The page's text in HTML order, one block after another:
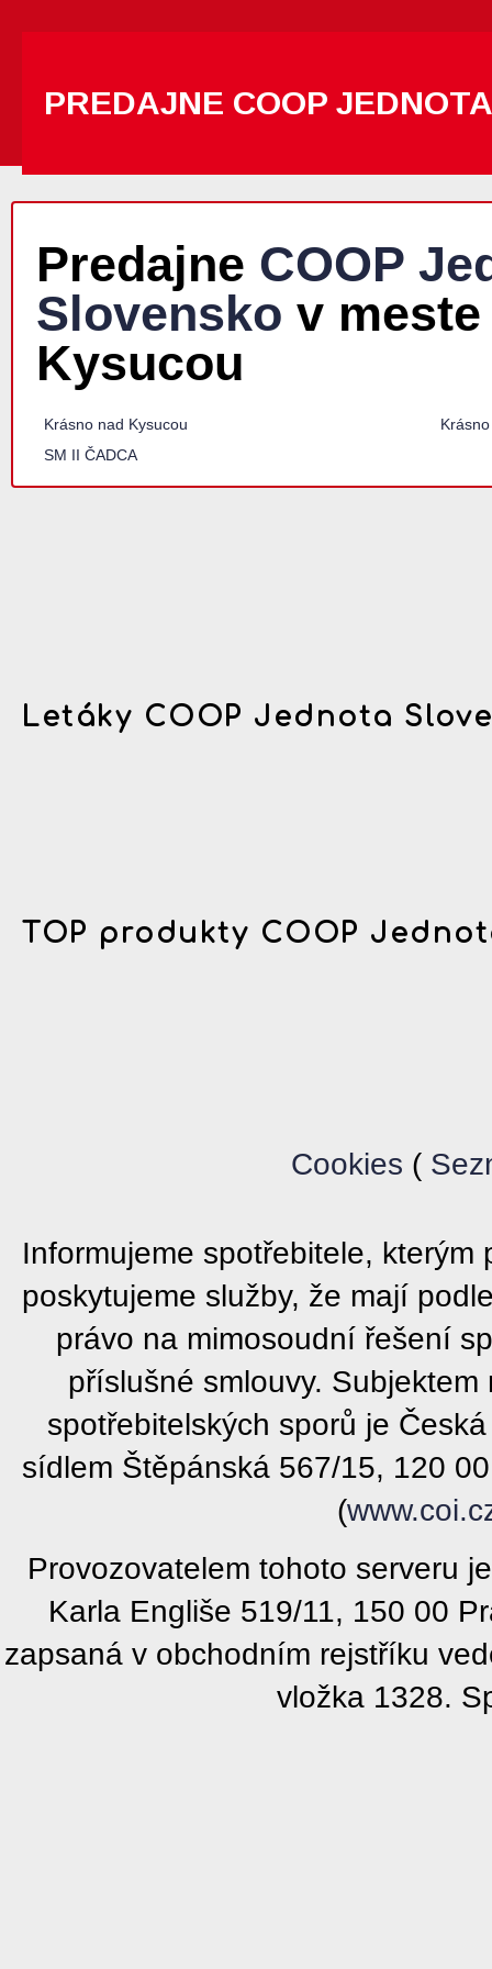
PREDAJNE COOP
Predajne COOP
Slovensko v
Kysucou
Krásno nad Kysucou
SM II ČADCA
Letáky COOP Jednota
TOP produkty COOP
Cookies (
Informujeme spotřebitele, kterým
poskytujeme služby, že mají
právo na mimosoudní řešení
příslušné smlouvy.
spotřebitelských sporů je
sídlem Štěpánská 567/15, 120
(
Provozovatelem tohoto serveru
Karla Engliše 519/11, 150 00
zapsaná v obchodním rejstříku
vložka 1328.